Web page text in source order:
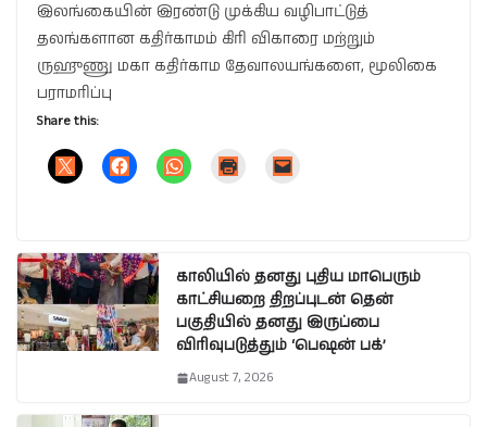
இலங்கையின் இரண்டு முக்கிய வழிபாட்டுத்
தலங்களான கதிர்காமம் கிரி விகாரை மற்றும்
ருஹுணு மகா கதிர்காம தேவாலயங்களை, மூலிகை
பராமரிப்பு
Share this:
காலியில் தனது புதிய மாபெரும்
காட்சியறை திறப்புடன் தென்
பகுதியில் தனது இருப்பை
விரிவுபடுத்தும் ‘பெஷன் பக்’
August 7, 2026